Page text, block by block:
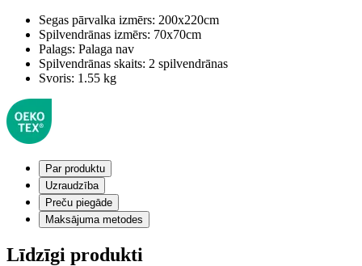
Segas pārvalka izmērs: 200x220cm
Spilvendrānas izmērs: 70x70cm
Palags: Palaga nav
Spilvendrānas skaits: 2 spilvendrānas
Svoris: 1.55 kg
Par produktu
Uzraudzība
Preču piegāde
Maksājuma metodes
Līdzīgi produkti